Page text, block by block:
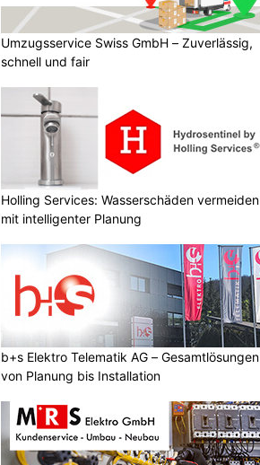
Umzugsservice Swiss GmbH – Zuverlässig,
schnell und fair
Holling Services: Wasserschäden vermeiden
mit intelligenter Planung
b+s Elektro Telematik AG – Gesamtlösungen
von Planung bis Installation